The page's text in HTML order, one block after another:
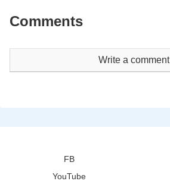
Comments
Write a comment
FB
YouTube